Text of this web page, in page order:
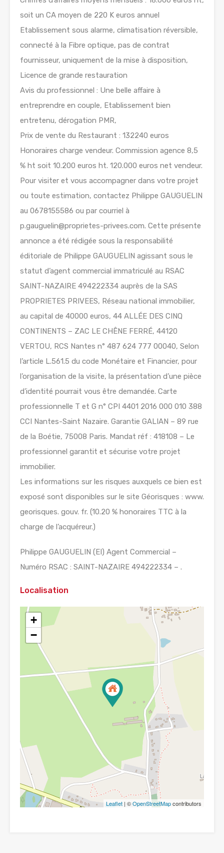
soit un CA moyen de 220 K euros annuel
Etablissement sous alarme, climatisation réversible,
connecté à la Fibre optique, pas de contrat
fournisseur, uniquement de la mise à disposition,
Licence de grande restauration
Avis du professionnel : Une belle affaire à
entreprendre en couple, Etablissement bien
entretenu, dérogation PMR,
Prix de vente du Restaurant : 132240 euros
Honoraires charge vendeur. Commission agence 8,5
% ht soit 10.200 euros ht. 120.000 euros net vendeur.
Pour visiter et vous accompagner dans votre projet
ou toute estimation, contactez Philippe GAUGUELIN
au 0678155586 ou par courriel à
p.gauguelin@proprietes-privees.com. Cette présente
annonce a été rédigée sous la responsabilité
éditoriale de Philippe GAUGUELIN agissant sous le
statut d’agent commercial immatriculé au RSAC
SAINT-NAZAIRE 494222334 auprès de la SAS
PROPRIETES PRIVEES, Réseau national immobilier,
au capital de 40000 euros, 44 ALLÉE DES CINQ
CONTINENTS – ZAC LE CHÊNE FERRÉ, 44120
VERTOU, RCS Nantes n° 487 624 777 00040, Selon
l’article L.561.5 du code Monétaire et Financier, pour
l’organisation de la visite, la présentation d’une pièce
d’identité pourrait vous être demandée. Carte
professionnelle T et G n° CPI 4401 2016 000 010 388
CCI Nantes-Saint Nazaire. Garantie GALIAN – 89 rue
de la Boétie, 75008 Paris. Mandat réf : 418108 – Le
professionnel garantit et sécurise votre projet
immobilier.
Les informations sur les risques auxquels ce bien est
exposé sont disponibles sur le site Géorisques : www.
georisques. gouv. fr. (10.20 % honoraires TTC à la
charge de l’acquéreur.)
Philippe GAUGUELIN (EI) Agent Commercial –
Numéro RSAC : SAINT-NAZAIRE 494222334 – .
Localisation
+
−
Leaflet | ©OpenStreetMapcontributors